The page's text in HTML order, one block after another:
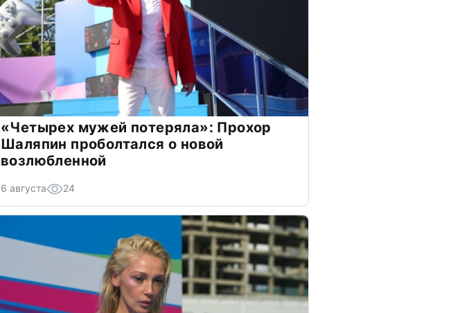
«Четырех мужей потеряла»: Прохор
Шаляпин проболтался о новой
возлюбленной
6 августа 24